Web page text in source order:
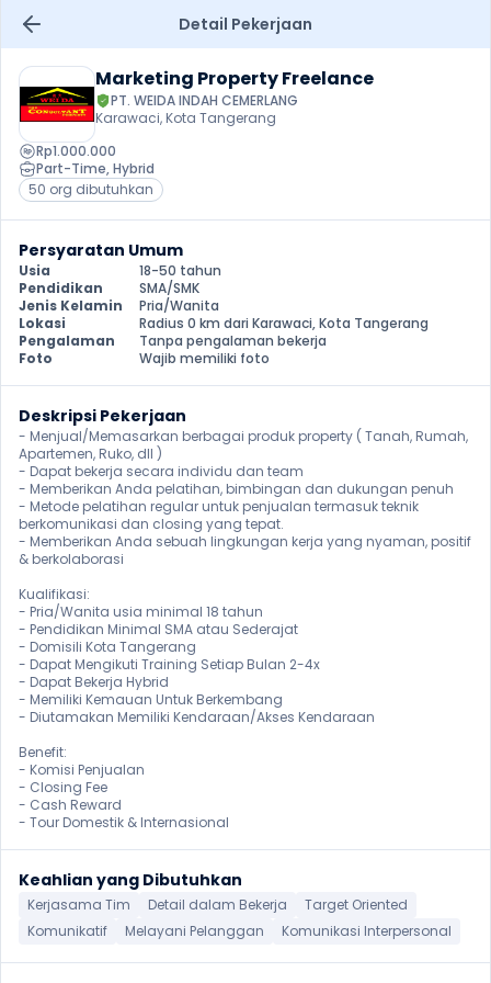
Detail Pekerjaan
Marketing Property Freelance
PT. WEIDA INDAH CEMERLANG
Karawaci, Kota Tangerang
Rp1.000.000
Part-Time, Hybrid
50 org dibutuhkan
Persyaratan Umum
Usia
18-50 tahun
Pendidikan
SMA/SMK
Jenis Kelamin
Pria/Wanita
Lokasi
Radius 0 km dari Karawaci, Kota Tangerang
Pengalaman
Tanpa pengalaman bekerja
Foto
Wajib memiliki foto
Deskripsi Pekerjaan
- Menjual/Memasarkan berbagai produk property ( Tanah, Rumah,
Apartemen, Ruko, dll )
- Dapat bekerja secara individu dan team
- Memberikan Anda pelatihan, bimbingan dan dukungan penuh
- Metode pelatihan regular untuk penjualan termasuk teknik
berkomunikasi dan closing yang tepat.
- Memberikan Anda sebuah lingkungan kerja yang nyaman, positif
& berkolaborasi
Kualifikasi:
- Pria/Wanita usia minimal 18 tahun
- Pendidikan Minimal SMA atau Sederajat
- Domisili Kota Tangerang
- Dapat Mengikuti Training Setiap Bulan 2-4x
- Dapat Bekerja Hybrid
- Memiliki Kemauan Untuk Berkembang
- Diutamakan Memiliki Kendaraan/Akses Kendaraan
Benefit:
- Komisi Penjualan
- Closing Fee
- Cash Reward
- Tour Domestik & Internasional
Keahlian yang Dibutuhkan
Kerjasama Tim Detail dalam Bekerja
Target Oriented
Komunikatif
Melayani Pelanggan Komunikasi Interpersonal